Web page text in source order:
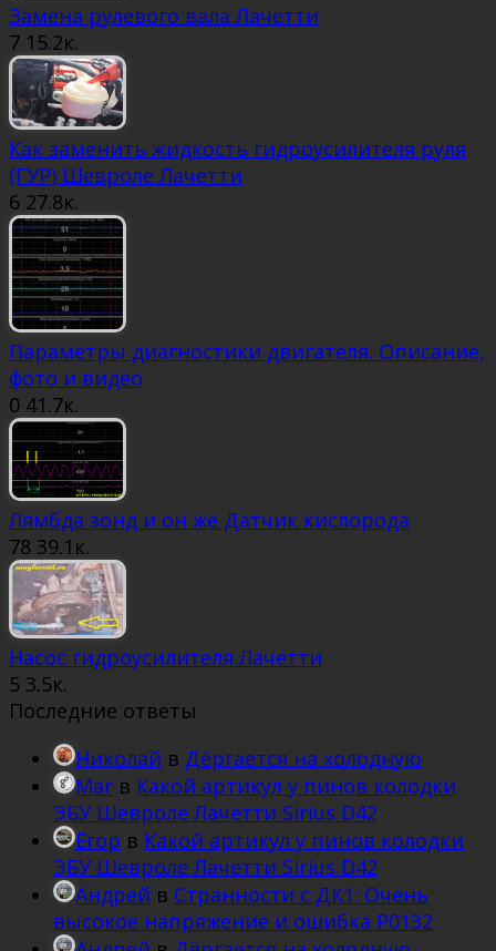
Замена рулевого вала Лачетти
7 15.2к.
Как заменить жидкость гидроусилителя руля
(ГУР) Шевроле Лачетти
6 27.8к.
Параметры диагностики двигателя. Описание,
фото и видео
0 41.7к.
Лямбда зонд и он же Датчик кислорода
78 39.1к.
Насос гидроусилителя Лачетти
5 3.5к.
Последние ответы
Николай в Дёргается на холодную
Mar в Какой артикул у пинов колодки
ЭБУ Шевроле Лачетти Sirius D42
Егор в Какой артикул у пинов колодки
ЭБУ Шевроле Лачетти Sirius D42
Андрей в Странности с ДК1: Очень
высокое напряжение и ошибка Р0132